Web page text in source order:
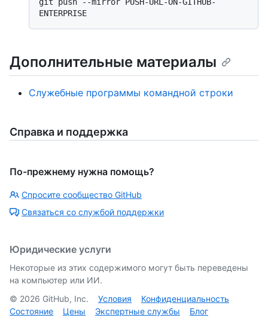
Дополнительные материалы
Служебные программы командной строки
Справка и поддержка
По-прежнему нужна помощь?
Спросите сообщество GitHub
Связаться со службой поддержки
Юридические услуги
Некоторые из этих содержимого могут быть переведены
на компьютер или ИИ.
© 2026 GitHub, Inc. Условия
Конфиденциальность
Состояние
Цены Экспертные службы Блог